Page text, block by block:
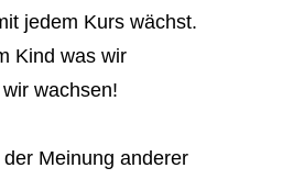
jedem Kurs wächst.
Kind was wir
wachsen!
Meinung anderer